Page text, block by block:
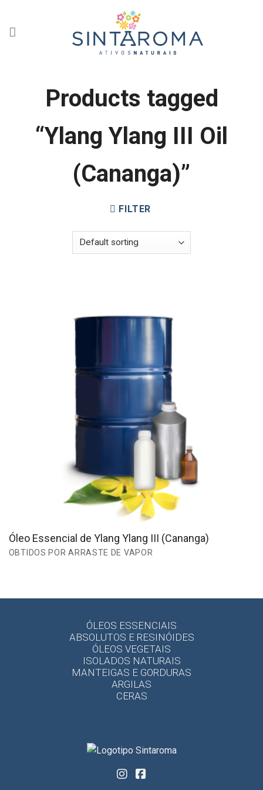
content
Products tagged
“Ylang Ylang III Oil
(Cananga)”
FILTER
OBTIDOS POR ARRASTE DE VAPOR
Óleo Essencial de Ylang Ylang III (Cananga)
ÓLEOS ESSENCIAIS
ABSOLUTOS E RESINÓIDES
ÓLEOS VEGETAIS
ISOLADOS NATURAIS
MANTEIGAS E GORDURAS
ARGILAS
CERAS